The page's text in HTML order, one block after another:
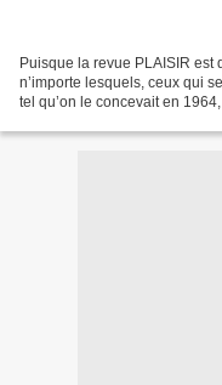
Puisque la revue PLAISIR est
n’importe lesquels, ceux qui
tel qu’on le concevait en